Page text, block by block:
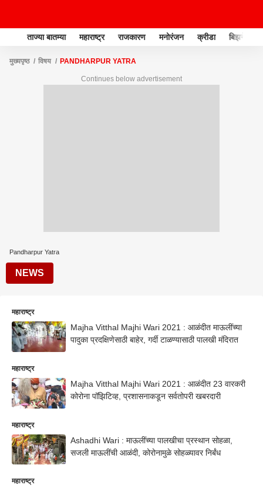
ताज्या बातम्या महाराष्ट्र राजकारण मनोरंजन क्रीडा बिझनेस
मुख्यपृष्ठ विषय PANDHARPUR YATRA
Continues below advertisement
Pandharpur Yatra
NEWS
महाराष्ट्र
Majha Vitthal Majhi Wari 2021 : आळंदीत माऊलींच्या
पादुका प्रदक्षिणेसाठी बाहेर, गर्दी टाळण्यासाठी पालखी मंदिरात
महाराष्ट्र
Majha Vitthal Majhi Wari 2021 : आळंदीत 23 वारकरी
कोरोना पॉझिटिव्ह, प्रशासनाकडून सर्वतोपरी खबरदारी
महाराष्ट्र
Ashadhi Wari : माऊलींच्या पालखीचा प्रस्थान सोहळा,
सजली माऊलींची आळंदी, कोरोनामुळे सोहळ्यावर निर्बंध
महाराष्ट्र